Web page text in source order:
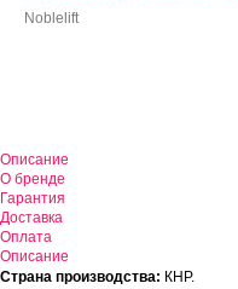
Noblelift
Описание
О бренде
Гарантия
Доставка
Оплата
Описание
Страна производства: КНР.